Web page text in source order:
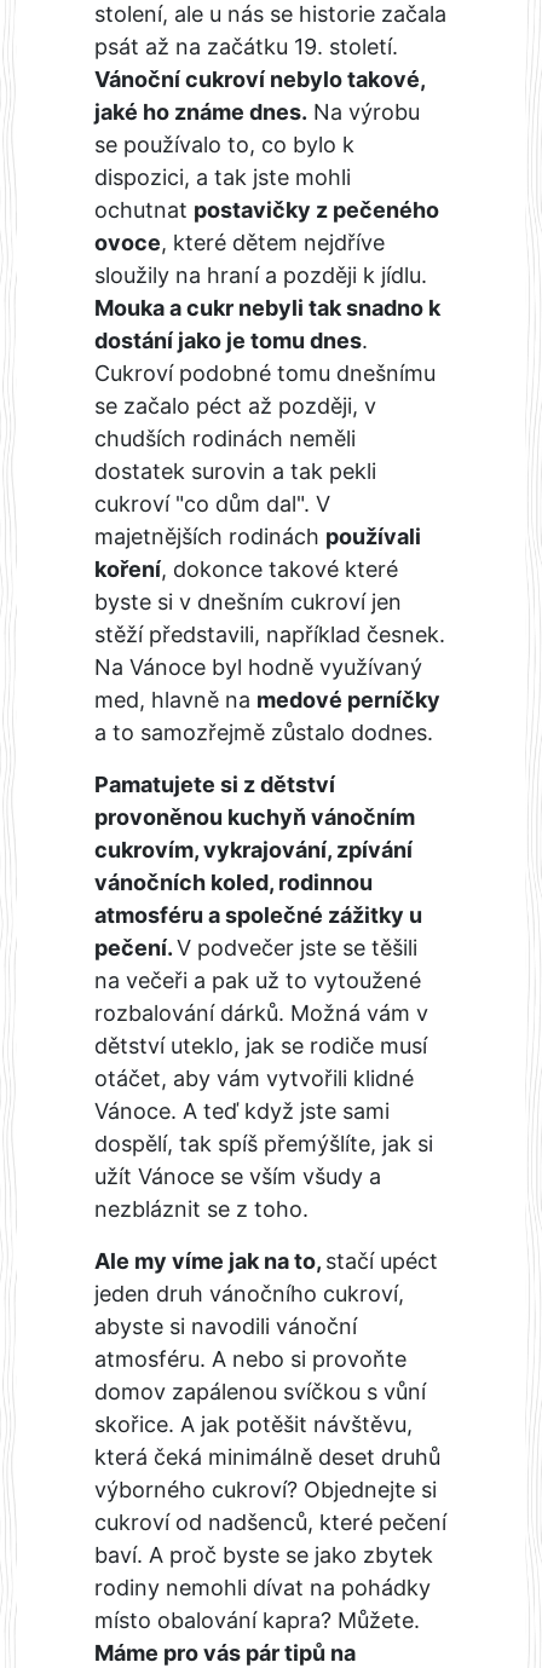
stolení, ale u nás se historie začala
psát až na začátku 19. století.
Vánoční cukroví nebylo takové,
jaké ho známe dnes. Na výrobu
se používalo to, co bylo k
dispozici, a tak jste mohli
ochutnat postavičky z pečeného
ovoce, které dětem nejdříve
sloužily na hraní a později k jídlu.
Mouka a cukr nebyli tak snadno k
dostání jako je tomu dnes.
Cukroví podobné tomu dnešnímu
se začalo péct až později, v
chudších rodinách neměli
dostatek surovin a tak pekli
cukroví "co dům dal". V
majetnějších rodinách používali
koření, dokonce takové které
byste si v dnešním cukroví jen
stěží představili, například česnek.
Na Vánoce byl hodně využívaný
med, hlavně na medové perníčky
a to samozřejmě zůstalo dodnes.
Pamatujete si z dětství
provoněnou kuchyň vánočním
cukrovím, vykrajování, zpívání
vánočních koled, rodinnou
atmosféru a společné zážitky u
pečení.V podvečer jste se těšili
na večeři a pak už to vytoužené
rozbalování dárků. Možná vám v
dětství uteklo, jak se rodiče musí
otáčet, aby vám vytvořili klidné
Vánoce. A teď když jste sami
dospělí, tak spíš přemýšlíte, jak si
užít Vánoce se vším všudy a
nezbláznit se z toho.
Ale my víme jak na to, stačí upéct
jeden druh vánočního cukroví,
abyste si navodili vánoční
atmosféru. A nebo si provoňte
domov zapálenou svíčkou s vůní
skořice. A jak potěšit návštěvu,
která čeká minimálně deset druhů
výborného cukroví? Objednejte si
cukroví od nadšenců, které pečení
baví. A proč byste se jako zbytek
rodiny nemohli dívat na pohádky
místo obalování kapra? Můžete.
Máme pro vás pár tipů na